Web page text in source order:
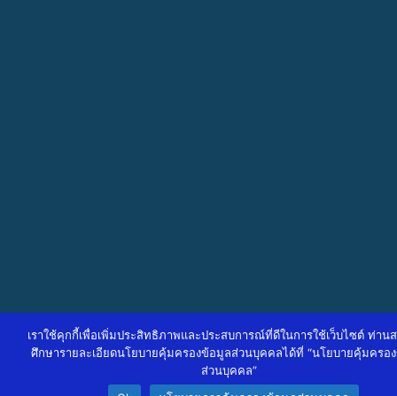
เราใช้คุกกี้เพื่อเพิ่มประสิทธิภาพและประสบการณ์ที่ดีในการใช้เว็บไซต์ ท่าน
ศึกษารายละเอียดนโยบายคุ้มครองข้อมูลส่วนบุคคลได้ที่ “นโยบายคุ้มครอ
ส่วนบุคคล”